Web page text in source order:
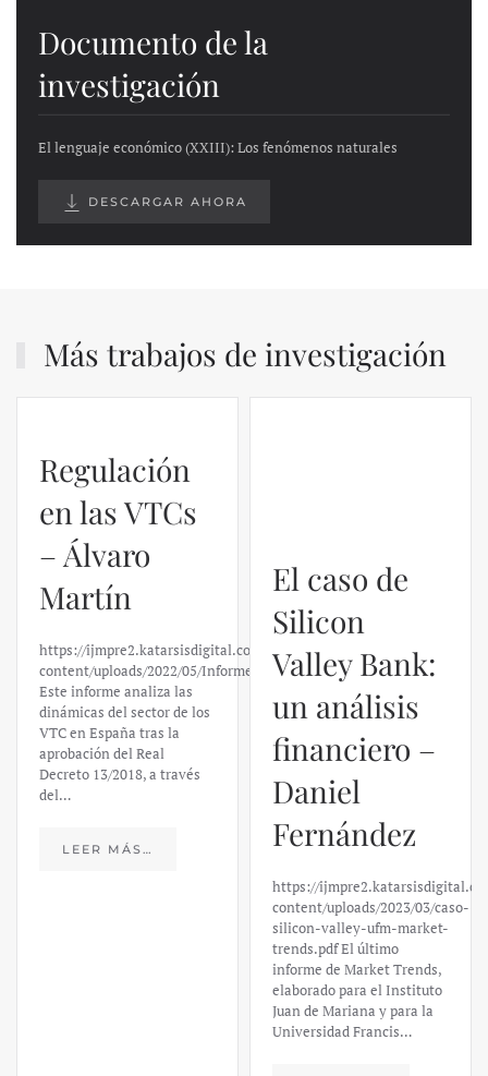
Documento de la
investigación
El lenguaje económico (XXIII): Los fenómenos naturales
DESCARGAR AHORA
Más trabajos de investigación
Regulación
en las VTCs
– Álvaro
Martín
https://ijmpre2.katarsisdigital.com/wp-
content/uploads/2022/05/Informe_sobre_las_VTC.pdf
Este informe analiza las
dinámicas del sector de los
VTC en España tras la
aprobación del Real
Decreto 13/2018, a través
del…
LEER MÁS…
El caso de
Silicon
Valley Bank:
un análisis
financiero –
Daniel
Fernández
https://
content/uploads/2023/03/caso-
silicon-valley-ufm-market-
trends.pdf El último
informe de Market Trends,
elaborado para el Instituto
Juan de Mariana y para la
Universidad Francis…